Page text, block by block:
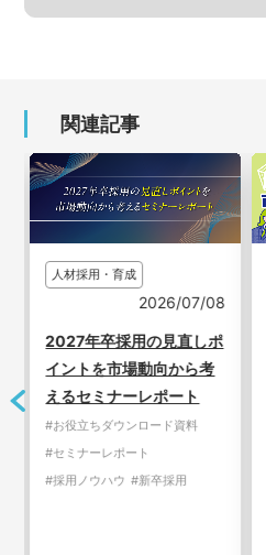
関連記事
人材採用・育成
2026/07/08
2027年卒採用の見直しポ
イントを市場動向から考
えるセミナーレポート
#お役立ちダウンロード資料
#セミナーレポート
#採用ノウハウ #新卒採用